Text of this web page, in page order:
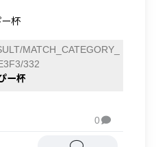
ー杯
MATCH_CATEGORY_
332
ー杯
0